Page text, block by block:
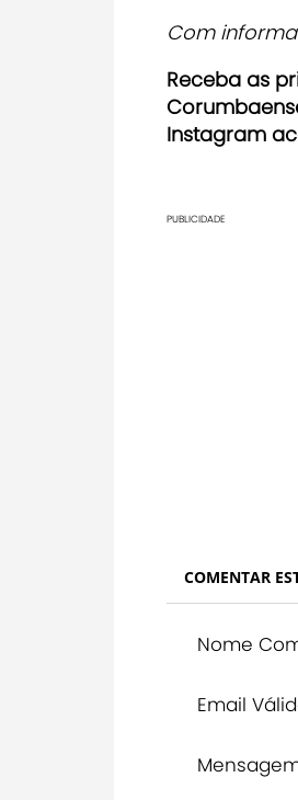
Com
Receba as
Instagram
PUBLICIDADE
COMENTAR
Nome
Email